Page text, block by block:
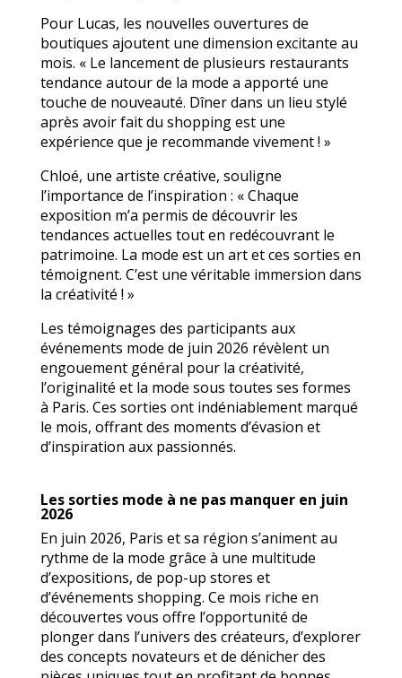
Pour Lucas, les nouvelles ouvertures de
boutiques ajoutent une dimension excitante au
mois. « Le lancement de plusieurs restaurants
tendance autour de la mode a apporté une
touche de nouveauté. Dîner dans un lieu stylé
après avoir fait du shopping est une
expérience que je recommande vivement ! »
Chloé, une artiste créative, souligne
l’importance de l’inspiration : « Chaque
exposition m’a permis de découvrir les
tendances actuelles tout en redécouvrant le
patrimoine. La mode est un art et ces sorties en
témoignent. C’est une véritable immersion dans
la créativité ! »
Les témoignages des participants aux
événements mode de juin 2026 révèlent un
engouement général pour la créativité,
l’originalité et la mode sous toutes ses formes
à Paris. Ces sorties ont indéniablement marqué
le mois, offrant des moments d’évasion et
d’inspiration aux passionnés.
Les sorties mode à ne pas manquer en juin
2026
En juin 2026, Paris et sa région s’animent au
rythme de la mode grâce à une multitude
d’expositions, de pop-up stores et
d’événements shopping. Ce mois riche en
découvertes vous offre l’opportunité de
plonger dans l’univers des créateurs, d’explorer
des concepts novateurs et de dénicher des